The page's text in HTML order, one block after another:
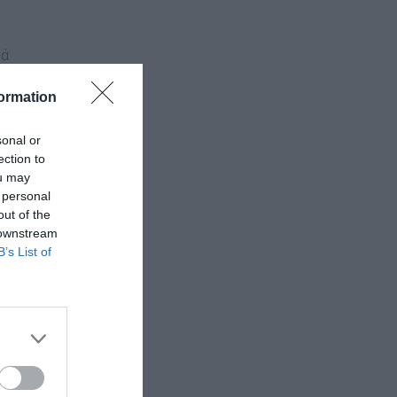
or
to
may
of the
List of